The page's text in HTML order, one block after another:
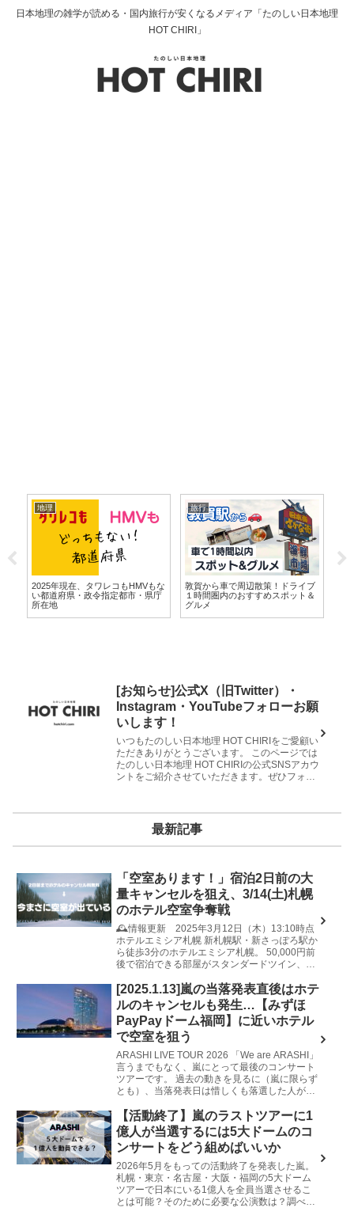
日本地理の雑学が読める・国内旅行が安くなるメディア「たのしい日本地理
HOT CHIRI」
地理
2025年現在、タワレコもHMVもな
い都道府県・政令指定都市・県庁
所在地
旅行
敦賀から車で周辺散策！ドライブ
１時間圏内のおすすめスポット＆
グルメ
[お知らせ]公式X（旧Twitter）・
Instagram・YouTubeフォローお願
いします！
いつもたのしい日本地理 HOT CHIRIをご愛顧い
ただきありがとうございます。 このページでは
たのしい日本地理 HOT CHIRIの公式SNSアカウ
ントをご紹介させていただきます。ぜひフォロ
最新記事
「空室あります！」宿泊2日前の大
量キャンセルを狙え、3/14(土)札幌
のホテル空室争奪戦
🕰️情報更新 2025年3月12日（木）13:10時点
ホテルエミシア札幌 新札幌駅・新さっぽろ駅か
ら徒歩3分のホテルエミシア札幌。 50,000円前
後で宿泊できる部屋がスタンダードツイン、コ
テル...
[2025.1.13]嵐の当落発表直後はホテ
ルのキャンセルも発生…【みずほ
PayPayドーム福岡】に近いホテル
で空室を狙う
ARASHI LIVE TOUR 2026 「We are ARASHI」
言うまでもなく、嵐にとって最後のコンサート
ツアーです。 過去の動きを見るに（嵐に限らず
とも）、当落発表日は惜しくも落選した人が仮
【活動終了】嵐のラストツアーに1
億人が当選するには5大ドームのコ
ンサートをどう組めばいいか
2026年5月をもっての活動終了を発表した嵐。
札幌・東京・名古屋・大阪・福岡の5大ドーム
ツアーで日本にいる1億人を全員当選させるこ
とは可能？そのために必要な公演数は？調べて